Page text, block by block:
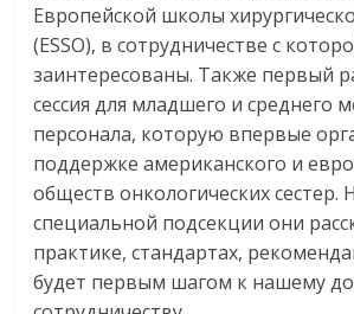
Европейской школы
(ESSO), в сотрудничестве с
заинтересованы. Также первый
сессия для младшего и среднего
персонала, которую впервые
поддержке американского и
обществ онкологических сестер.
специальной подсекции они
практике, стандартах,
будет первым шагом к нашему